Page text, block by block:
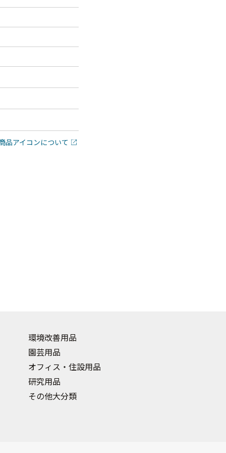
品アイコンについて
環境改善用品
園芸用品
オフィス・住設用品
研究用品
その他大分類